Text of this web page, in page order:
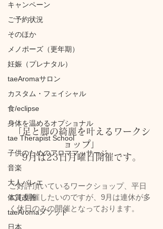
キャンペーン
ご予約状況
そのほか
メノポーズ（更年期）
妊娠（プレナタル）
taeAromaサロン
カスタム・フェイシャル
食/eclipse
身体を温めるオプショナル
tae Therapist School
子供のためのアロママッサージ
音楽
大人バレエ
体質改善
taeAromaメソッド
日本
「足と脚の綺麗を叶えるワークシ
ョップ」
9月は23日月曜日開催です。
ご好評頂いているワークショップ、平日
にも開催したいのですが、9月は連休が多
く休日のみの開催となっております。